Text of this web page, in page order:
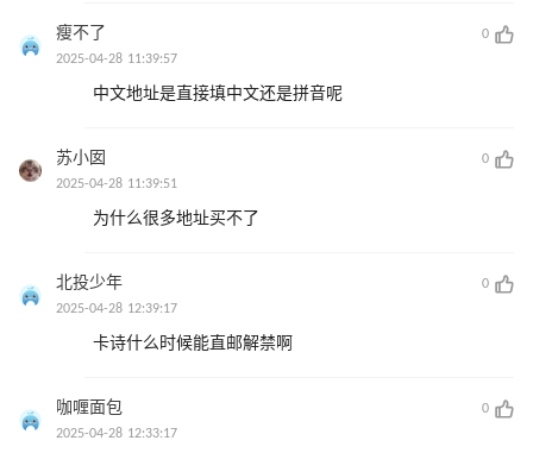
瘦不了
0
2025-04-28 11:39:57
中文地址是直接填中文还是拼音呢
苏小囡
0
2025-04-28 11:39:51
为什么很多地址买不了
北投少年
0
2025-04-28 12:39:17
卡诗什么时候能直邮解禁啊
咖喱面包
0
2025-04-28 12:33:17